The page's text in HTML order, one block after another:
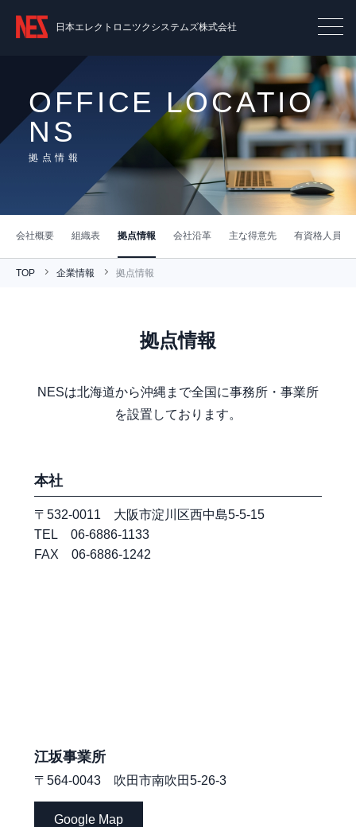
日本エレクトロニツクシステムズ株式会社
OFFICE LOCATIO
NS
拠点情報
会社概要 組織表 拠点情報 会社沿革 主な得意先 有資格人員表
TOP 企業情報 拠点情報
拠点情報
NESは北海道から沖縄まで全国に事務所・事業所
を設置しております。
本社
〒532-0011 大阪市淀川区西中島5-5-15
TEL 06-6886-1133
FAX 06-6886-1242
江坂事業所
〒564-0043 吹田市南吹田5-26-3
Google Map